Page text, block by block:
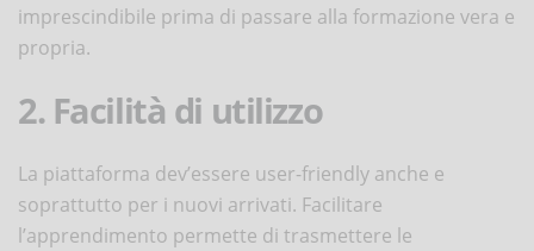
imprescindibile prima di passare alla formazione vera e
propria.
2. Facilità di utilizzo
La piattaforma dev’essere user-friendly anche e
soprattutto per i nuovi arrivati. Facilitare
l’apprendimento permette di trasmettere le